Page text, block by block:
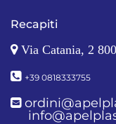
Recapiti
Via Catania, 2
+39 0818333755